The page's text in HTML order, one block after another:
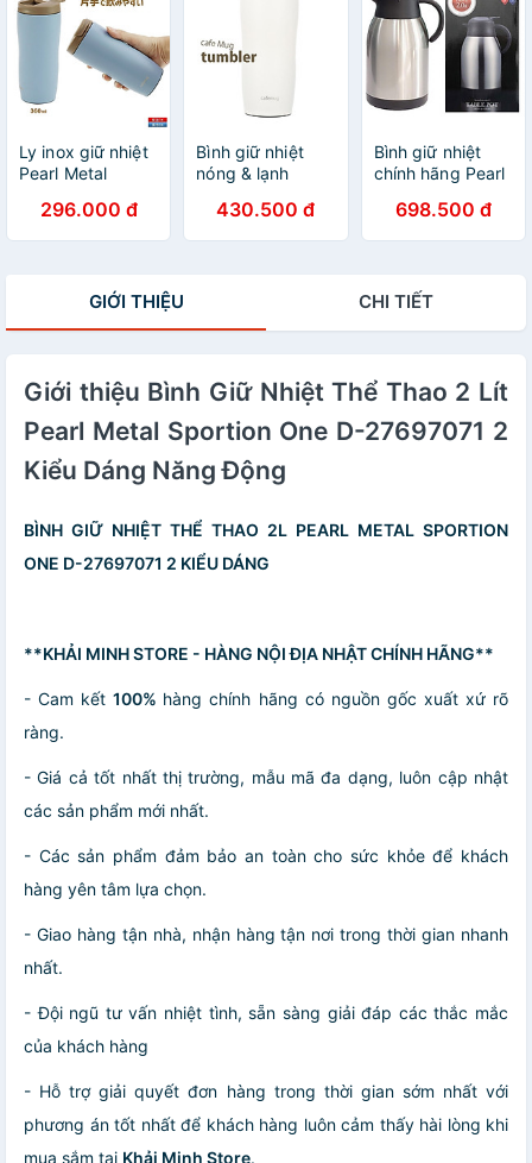
Ly inox giữ nhiệt
Pearl Metal
Smoky blue
296.000 đ
Bình giữ nhiệt
nóng & lạnh
Tumbler 360ml -
Hàng nội địa
430.500 đ
Bình giữ nhiệt
chính hãng Pearl
ánh nhìn với thiết
kế kiểu dáng
trang nhã - nội
698.500 đ
GIỚI THIỆU CHI TIẾT
Giới thiệu Bình Giữ Nhiệt Thể Thao 2 Lít
Pearl Metal Sportion One D-27697071 2
Kiểu Dáng Năng Động
BÌNH GIỮ NHIỆT THỂ THAO 2L PEARL METAL SPORTION
ONE D-27697071 2 KIỂU DÁNG
**KHẢI MINH STORE - HÀNG NỘI ĐỊA NHẬT CHÍNH HÃNG**
- Cam kết100% hàng chính hãng có nguồn gốc xuất xứ rõ
ràng.
- Giá cả tốt nhất thị trường, mẫu mã đa dạng, luôn cập nhật
các sản phẩm mới nhất.
- Các sản phẩm đảm bảo an toàn cho sức khỏe để khách
hàng yên tâm lựa chọn.
- Giao hàng tận nhà, nhận hàng tận nơi trong thời gian nhanh
nhất.
- Đội ngũ tư vấn nhiệt tình, sẵn sàng giải đáp các thắc mắc
của khách hàng
- Hỗ trợ giải quyết đơn hàng trong thời gian sớm nhất với
phương án tốt nhất để khách hàng luôn cảm thấy hài lòng khi
mua sắm tại Khải Minh Store.